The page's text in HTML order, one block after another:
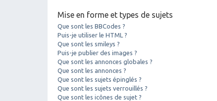
Mise en forme et types de sujets
Que sont les BBCodes ?
Puis-je utiliser le HTML ?
Que sont les smileys ?
Puis-je publier des images ?
Que sont les annonces globales ?
Que sont les annonces ?
Que sont les sujets épinglés ?
Que sont les sujets verrouillés ?
Que sont les icônes de sujet ?